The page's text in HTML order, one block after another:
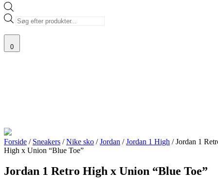
Products
search
0
Forside / Sneakers /Nike sko /Jordan /Jordan 1 High / Jordan 1
High x Union “Blue Toe”
Jordan 1 Retro High x Union “Blue Toe”